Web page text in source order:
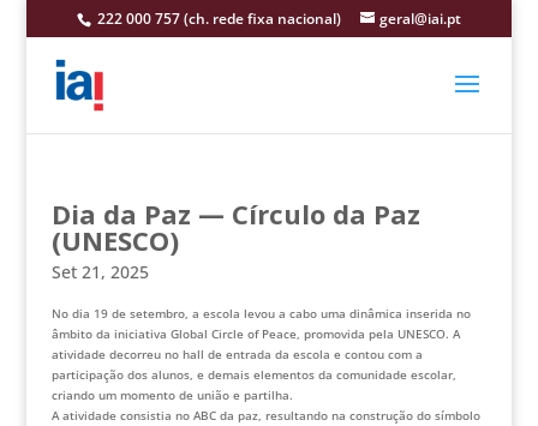
222 000 757 (ch. rede fixa nacional) geral@iai.pt
Dia da Paz — Círculo da Paz
(UNESCO)
Set 21, 2025
No dia 19 de setembro, a escola levou a cabo uma dinâmica inserida no
âmbito da iniciativa Global Circle of Peace, promovida pela UNESCO. A
atividade decorreu no hall de entrada da escola e contou com a
participação dos alunos, e demais elementos da comunidade escolar,
criando um momento de união e partilha.
A atividade consistia no ABC da paz, resultando na construção do símbolo